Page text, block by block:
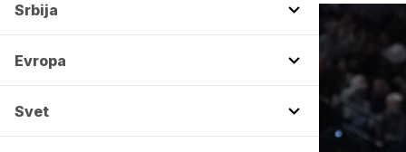
Srbija
Evropa
Svet